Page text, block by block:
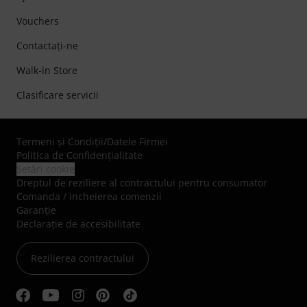
Vouchers
Contactaţi-ne
Walk-in Store
Clasificare servicii
Termeni şi Condiţii/Datele Firmei
Politica de Confidenţialitate
Dreptul de reziliere al contractului pentru consumator
Comanda / incheierea comenzii
Garanție
Declarație de accesibilitate
Rezilierea contractului